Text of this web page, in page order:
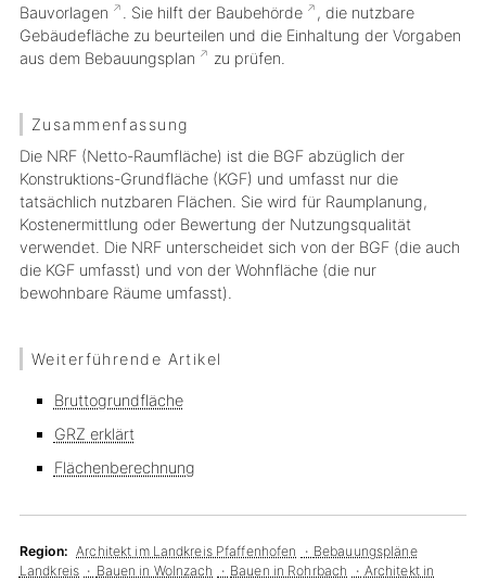
Bauvorlagen
. Sie hilft der Baubehörde
, die nutzbare
Gebäudefläche zu beurteilen und die Einhaltung der Vorgaben
aus dem Bebauungsplan zu prüfen.
Zusammenfassung
Die NRF (Netto-Raumfläche) ist die BGF abzüglich der
Konstruktions-Grundfläche (KGF) und umfasst nur die
tatsächlich nutzbaren Flächen. Sie wird für Raumplanung,
Kostenermittlung oder Bewertung der Nutzungsqualität
verwendet. Die NRF unterscheidet sich von der BGF (die auch
die KGF umfasst) und von der Wohnfläche (die nur
bewohnbare Räume umfasst).
Weiterführende Artikel
Bruttogrundfläche
GRZ erklärt
Flächenberechnung
Region: Architekt im Landkreis Pfaffenhofen
Bebauungspläne
Landkreis
Bauen in Wolnzach Bauen in Rohrbach
Architekt in